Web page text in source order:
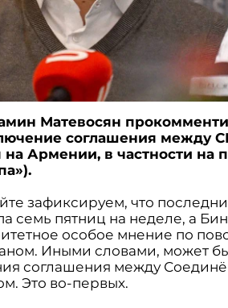
Матевосян
соглашения между
на Армении, в частности на
зафиксируем, что
семь пятниц на неделе, а
особое мнение по
Иными словами, может
соглашения между
Это во-первых.